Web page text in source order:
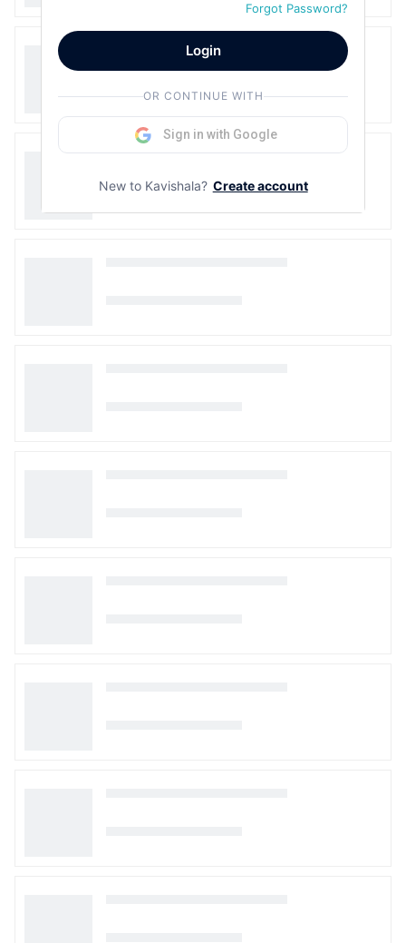
Forgot Password?
Login
OR CONTINUE WITH
Sign in with Google
New to Kavishala? Create account